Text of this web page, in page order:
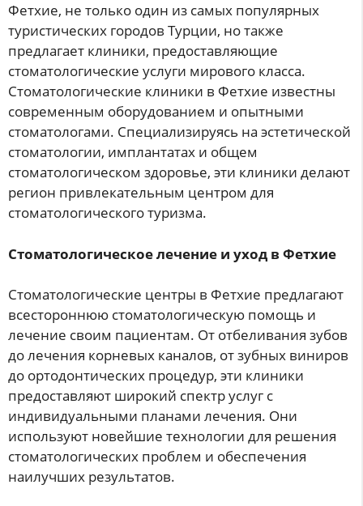
Фетхие, не только один из самых популярных
туристических городов Турции, но также
предлагает клиники, предоставляющие
стоматологические услуги мирового класса.
Стоматологические клиники в Фетхие известны
современным оборудованием и опытными
стоматологами. Специализируясь на эстетической
стоматологии, имплантатах и общем
стоматологическом здоровье, эти клиники делают
регион привлекательным центром для
стоматологического туризма.
Стоматологическое лечение и уход в Фетхие
Стоматологические центры в Фетхие предлагают
всестороннюю стоматологическую помощь и
лечение своим пациентам. От отбеливания зубов
до лечения корневых каналов, от зубных виниров
до ортодонтических процедур, эти клиники
предоставляют широкий спектр услуг с
индивидуальными планами лечения. Они
используют новейшие технологии для решения
стоматологических проблем и обеспечения
наилучших результатов.